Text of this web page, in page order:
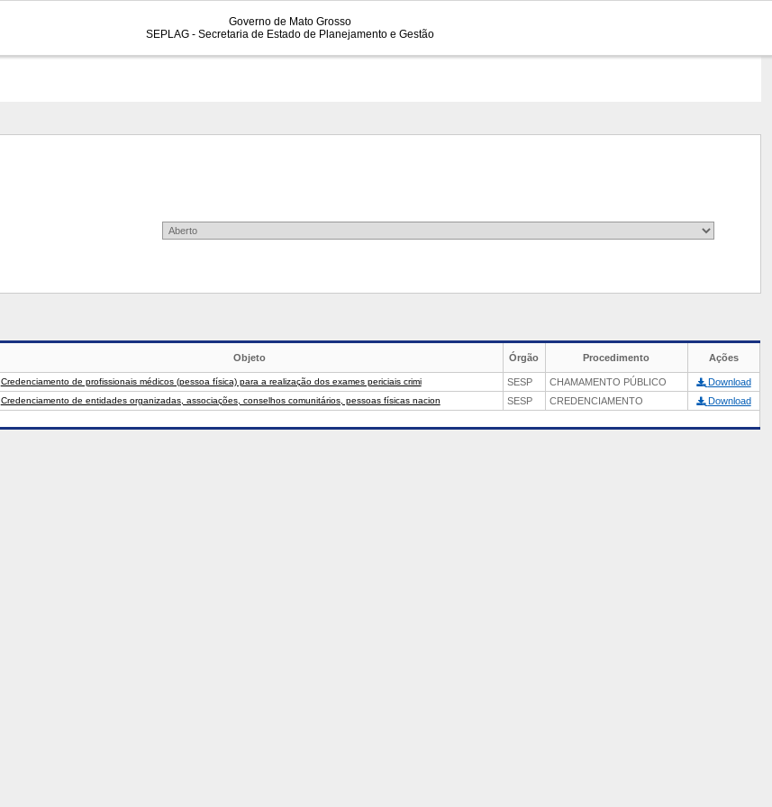
Governo de Mato Grosso
SEPLAG - Secretaria de Estado de Planejamento e Gestão
Objeto Órgão Procedimento Ações
Credenciamento de profissionais médicos (pessoa física) para a realização dos exames periciais crimi SESP CHAMAMENTO PÚBLICO
Download
Credenciamento de entidades organizadas, associações, conselhos comunitários, pessoas físicas nacion SESP CREDENCIAMENTO Download